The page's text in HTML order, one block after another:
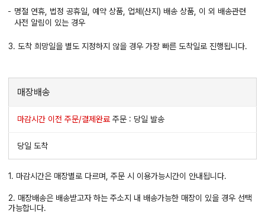
명절 연휴, 법정 공휴일, 예약 상품, 업체(산지) 배송 상품, 이 외 배송관련
사전 알림이 있는 경우
3. 도착 희망일을 별도 지정하지 않을 경우 가장 빠른 도착일로 진행됩니다.
매장배송
마감시간 이전 주문/결제완료 주문 : 당일 발송
당일 도착
1. 마감시간은 매장별로 다르며, 주문 시 이용가능시간이 안내됩니다.
2. 매장배송은 배송받고자 하는 주소지 내 배송가능한 매장이 있을 경우 선택
가능합니다.